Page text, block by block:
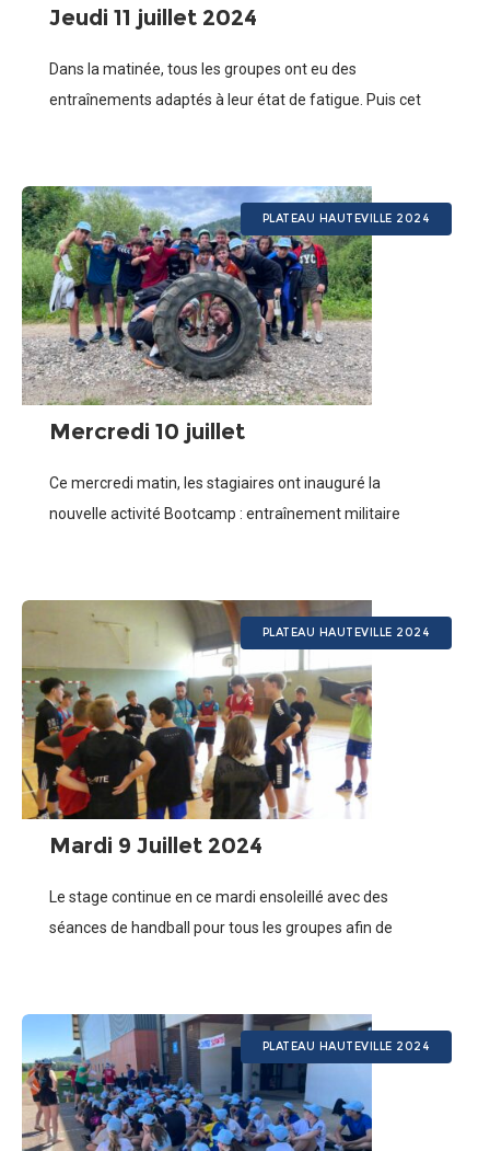
Jeudi 11 juillet 2024
Dans la matinée, tous les groupes ont eu des
entraînements adaptés à leur état de fatigue. Puis cet
PLATEAU HAUTEVILLE 2024
Mercredi 10 juillet
Ce mercredi matin, les stagiaires ont inauguré la
nouvelle activité Bootcamp : entraînement militaire
PLATEAU HAUTEVILLE 2024
Mardi 9 Juillet 2024
Le stage continue en ce mardi ensoleillé avec des
séances de handball pour tous les groupes afin de
PLATEAU HAUTEVILLE 2024